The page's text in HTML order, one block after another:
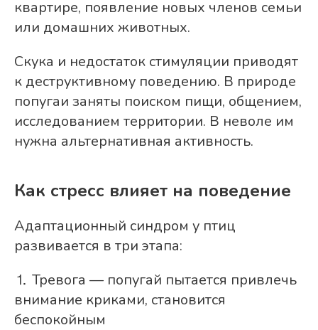
квартире, появление новых членов семьи
или домашних животных.
Скука и недостаток стимуляции приводят
к деструктивному поведению. В природе
попугаи заняты поиском пищи, общением,
исследованием территории. В неволе им
нужна альтернативная активность.
Как стресс влияет на поведение
Адаптационный синдром у птиц
развивается в три этапа:
⒈ Тревога — попугай пытается привлечь
внимание криками, становится
беспокойным